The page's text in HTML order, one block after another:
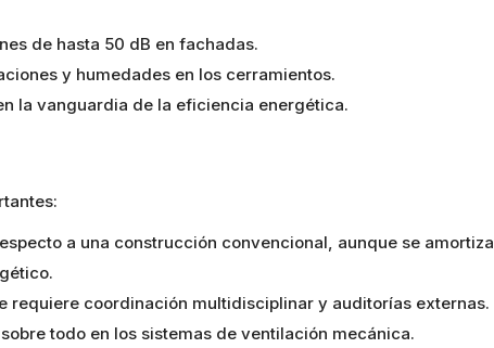
de hasta 50 dB en fachadas.
y humedades en los cerramientos.
la vanguardia de la eficiencia energética.
a una construcción convencional, aunque se amortiza
requiere coordinación multidisciplinar y auditorías externas.
, sobre todo en los sistemas de ventilación mecánica.